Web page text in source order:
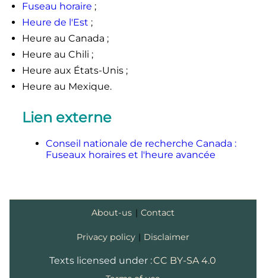
Fuseau horaire ;
Heure de l'Est ;
Heure au Canada ;
Heure au Chili ;
Heure aux États-Unis ;
Heure au Mexique.
Lien externe
Conseil nationale de recherche Canada :
Fuseaux horaires et l'heure avancée
About-us | Contact
Privacy policy Disclaimer
Texts licensed under :CC BY-SA 4.0